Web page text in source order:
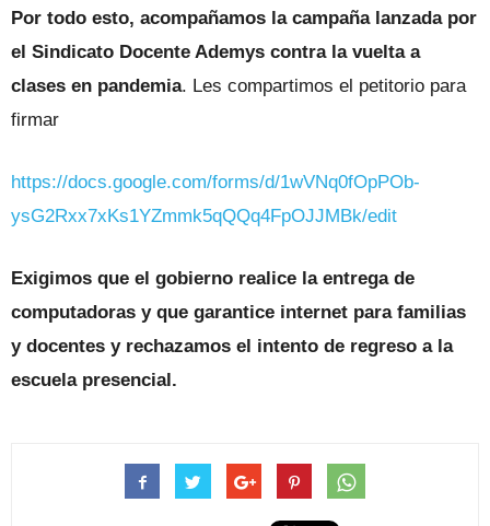
Por todo esto, acompañamos la campaña lanzada por
el Sindicato Docente Ademys contra la vuelta a
clases en pandemia. Les compartimos el petitorio para
firmar
https://docs.google.com/forms/d/1wVNq0fOpPOb-
ysG2Rxx7xKs1YZmmk5qQQq4FpOJJMBk/edit
Exigimos que el gobierno realice la entrega de
computadoras y que garantice internet para familias
y docentes y rechazamos el intento de regreso a la
escuela presencial.